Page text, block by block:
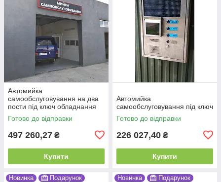
Автомийка
самообслуговування на два
пости під ключ обладнання
Готово до відправки
497 260,27 ₴
Купити
Автомийка
самообслуговування під ключ
Готово до відправки
226 027,40 ₴
Купити
Новинка Подарунок Новинка Подарунок